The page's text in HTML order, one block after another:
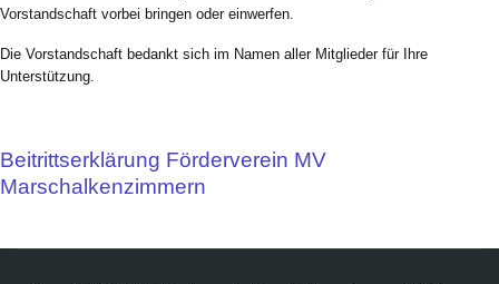
Vorstandschaft vorbei bringen oder einwerfen.
Die Vorstandschaft bedankt sich im Namen aller Mitglieder für Ihre
Unterstützung.
Beitrittserklärung Förderverein MV
Marschalkenzimmern